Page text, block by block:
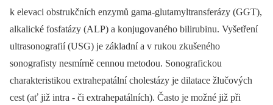
k elevaci obstrukčních enzymů gama-glutamyltransferázy (GGT),
alkalické fosfatázy (ALP) a konjugovaného bilirubinu. Vyšetření
ultrasonografií (USG) je základní a v rukou zkušeného
sonografisty nesmírně cen­nou metodou. Sonografickou
charakteristikou extrahepatální cholestázy je dilatace žlučových
cest (ať již intra -⁠ či extrahepatálních). Často je možné již při